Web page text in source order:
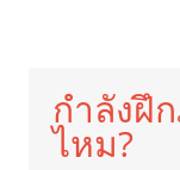
กำลังฝึ
ไหม?